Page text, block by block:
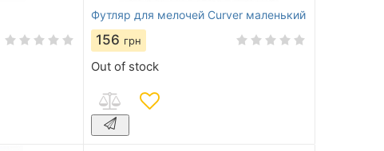
Футляр для мелочей Curver маленький
156 грн
Out of stock